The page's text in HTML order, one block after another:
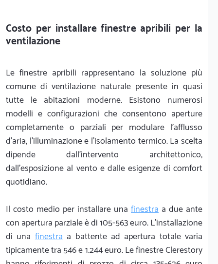
Costo per installare finestre apribili per la
ventilazione
Le finestre apribili rappresentano la soluzione più
comune di ventilazione naturale presente in quasi
tutte le abitazioni moderne. Esistono numerosi
modelli e configurazioni che consentono aperture
completamente o parziali per modulare l'afflusso
d'aria, l'illuminazione e l'isolamento termico. La scelta
dipende dall'intervento architettonico,
dall'esposizione al vento e dalle esigenze di comfort
quotidiano.
Il costo medio per installare una finestra a due ante
con apertura parziale è di 105-563 euro. L'installazione
di unafinestraa battente ad apertura totale varia
tipicamente tra 546 e 1.244 euro. Le finestre Clerestory